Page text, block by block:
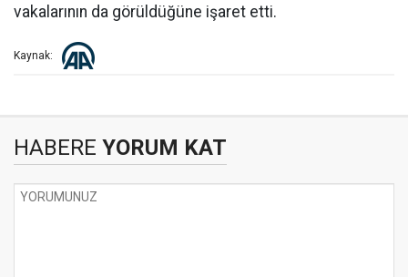
vakalarının da görüldüğüne işaret etti.
Kaynak:
HABERE YORUM KAT